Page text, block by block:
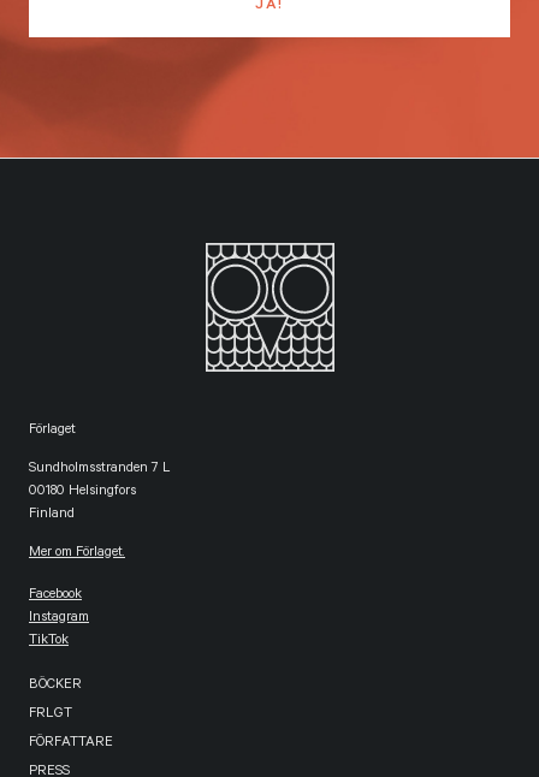
Förlaget
Sundholmsstranden 7 L
00180 Helsingfors
Finland
Mer om Förlaget.
Facebook
Instagram
TikTok
BÖCKER
FRLGT
FÖRFATTARE
PRESS